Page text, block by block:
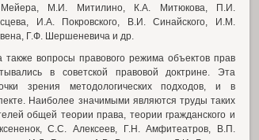
М.И. Митилино, К.А. Митюкова, П.И.
И.А. Покровского, В.И. Синайского, И.М.
Г.Ф. Шершеневича и др.
также вопросы правового режима объектов прав
в советской правовой доктрине. Эта
зрения методологических подходов, и в
Наиболее значимыми являются труды таких
общей теории права, теории гражданского и
С.С. Алексеев, Г.Н. Амфитеатров, В.П.